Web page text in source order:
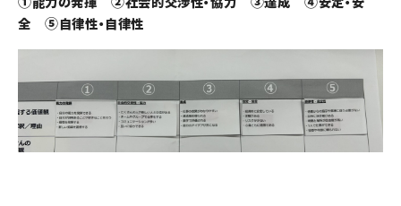
全 ⑤自律性・自律性